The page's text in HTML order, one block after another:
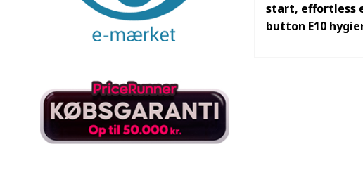
start, effortless
button E10